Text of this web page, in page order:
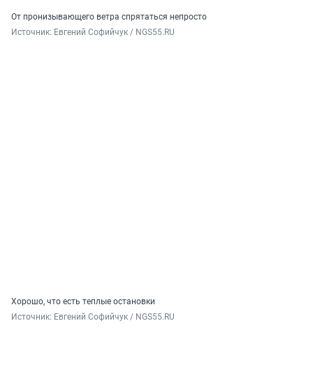
От пронизывающего ветра спрятаться непросто
Источник: Евгений Софийчук / NGS55.RU
Хорошо, что есть теплые остановки
Источник: Евгений Софийчук / NGS55.RU